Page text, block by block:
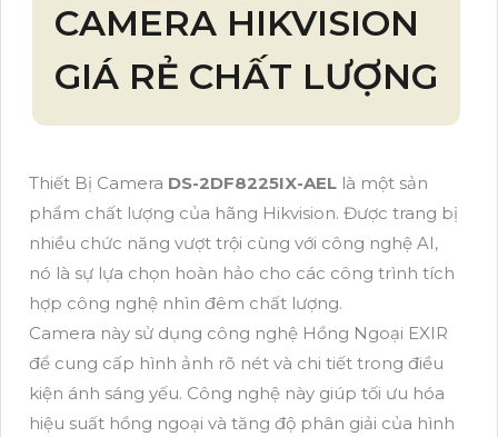
CAMERA HIKVISION
GIÁ RẺ CHẤT LƯỢNG
Thiết Bị Camera DS-2DF8225IX-AEL là một sản
phẩm chất lượng của hãng Hikvision. Được trang bị
nhiều chức năng vượt trội cùng với công nghệ AI,
nó là sự lựa chọn hoàn hảo cho các công trình tích
hợp công nghệ nhìn đêm chất lượng.
Camera này sử dụng công nghệ Hồng Ngoại EXIR
để cung cấp hình ảnh rõ nét và chi tiết trong điều
kiện ánh sáng yếu. Công nghệ này giúp tối ưu hóa
hiệu suất hồng ngoại và tăng độ phân giải của hình